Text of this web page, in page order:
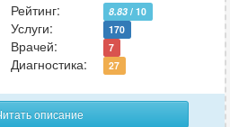
Рейтинг:
8.83 / 10
Услуги: 170
Врачей: 7
Диагностика: 27
описание